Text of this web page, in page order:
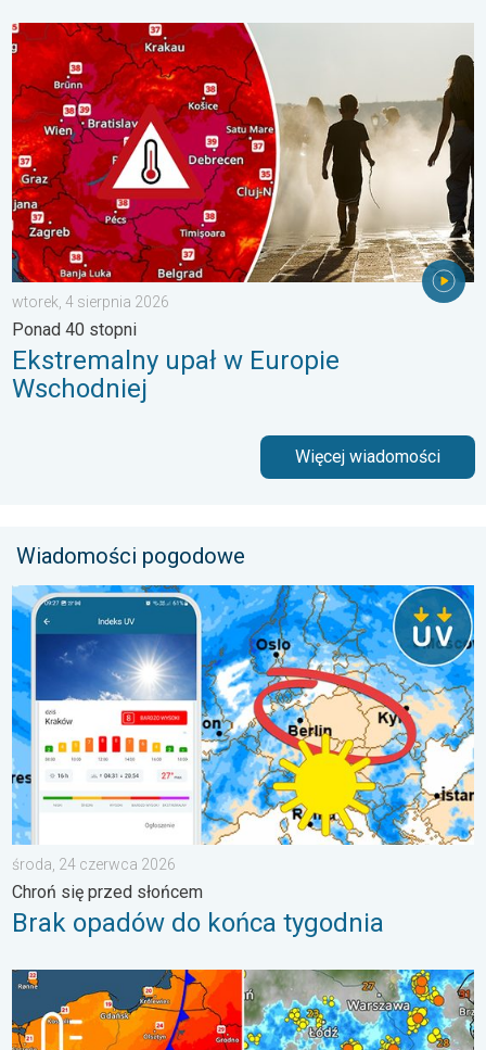
Ekstremalny upał w Europie Wschodniej. Ponad 40 stopni. . .
wtorek, 4 sierpnia 2026
Ponad 40 stopni
Ekstremalny upał w Europie
Wschodniej
Więcej wiadomości
Wiadomości pogodowe
Brak opadów do końca tygodnia. Chroń się przed słońcem. .
środa, 24 czerwca 2026
Chroń się przed słońcem
Brak opadów do końca tygodnia
Groźne burze na pożegnanie upałów. Ochłodzenie i burze. . .